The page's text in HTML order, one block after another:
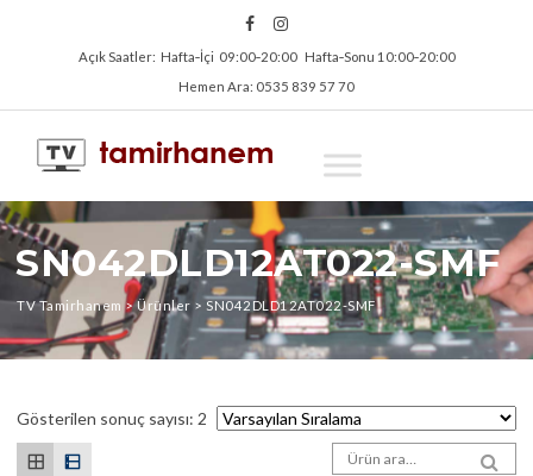
Açık Saatler: Hafta‑İçi 09:00‑20:00 Hafta‑Sonu 10:00‑20:00
Hemen Ara: 0535 839 57 70
SN042DLD12AT022-SMF
TV Tamirhanem >Ürünler > SN042DLD12AT022-SMF
Gösterilen sonuç sayısı: 2
Arama sonuçları: